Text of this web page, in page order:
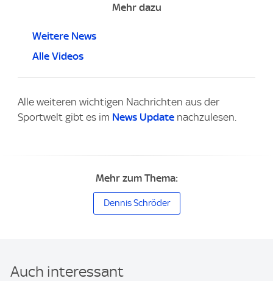
Mehr dazu
Weitere News
Alle Videos
Alle weiteren wichtigen Nachrichten aus der
Sportwelt gibt es im News Update nachzulesen.
Mehr zum Thema:
Dennis Schröder
Auch interessant